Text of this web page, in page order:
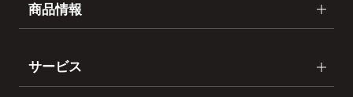
商品情報
サービス